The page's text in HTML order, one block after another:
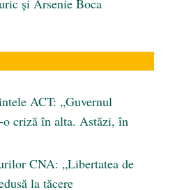
şi Arsenie Boca
ACT: „Guvernul
criză în alta. Astăzi, în
CNA: „Libertatea de
la tăcere